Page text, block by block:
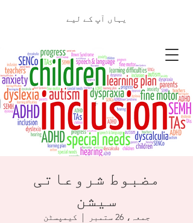
یہاں آپ کے لیے
مضبوط شروعاتی
سیشن
جمعہ، 26 ستمبر
  |
کیمپسٹن